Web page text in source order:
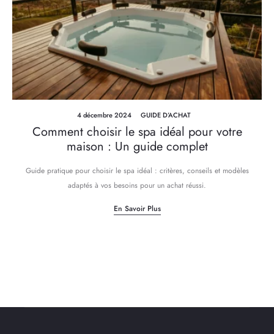
4 décembre 2024 GUIDE D’ACHAT
Comment choisir le spa idéal pour votre
maison : Un guide complet
Guide pratique pour choisir le spa idéal : critères, conseils et modèles
adaptés à vos besoins pour un achat réussi.
En Savoir Plus